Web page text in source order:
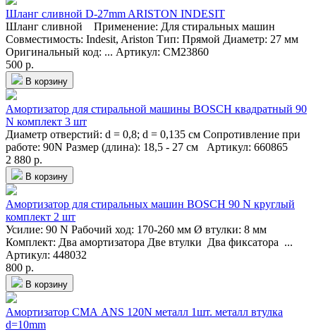
Шланг сливной D-27mm ARISTON INDESIT
Шланг сливной Применение: Для стиральных машин
Совместимость: Indesit, Ariston Тип: Прямой Диаметр: 27 мм
Оригинальный код: ... Артикул: CM23860
500 р.
В корзину
Амортизатор для стиральной машины BOSCH квадратный 90
N комплект 3 шт
Диаметр отверстий: d = 0,8; d = 0,135 см Сопротивление при
работе: 90N Размер (длина): 18,5 - 27 см
Артикул: 660865
2 880 р.
В корзину
Амортизатор для стиральных машин BOSCH 90 N круглый
комплект 2 шт
Усилие: 90 N Рабочий ход: 170-260 мм Ø втулки: 8 мм
Комплект: Два амортизатора Две втулки Два фиксатора ...
Артикул: 448032
800 р.
В корзину
Амортизатор СМА ANS 120N металл 1шт. металл втулка
d=10mm